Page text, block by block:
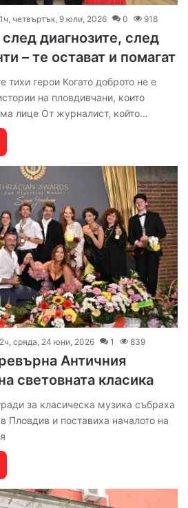
четвъртък, 9 юли, 2026 0 918
диагнозите, след
– те остават и помагат
тихи герои Когато доброто не е
на пловдивчани, които
лице От журналист, който…
сряда, 24 юни, 2026 1 839
Античния
световната класика
за класическа музика събраха
Пловдив и поставиха началото на